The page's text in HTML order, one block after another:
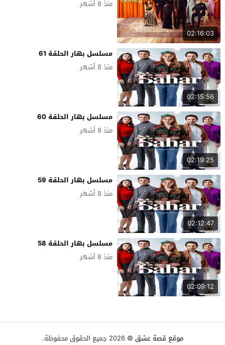
02:16:03
منذ 8 أشهر
02:15:56
مسلسل بهار الحلقة 61
منذ 8 أشهر
02:19:25
مسلسل بهار الحلقة 60
منذ 8 أشهر
02:12:47
مسلسل بهار الحلقة 59
منذ 8 أشهر
02:09:12
مسلسل بهار الحلقة 58
منذ 8 أشهر
موقع قصة عشق © 2026 جميع الحقوق محفوظة.